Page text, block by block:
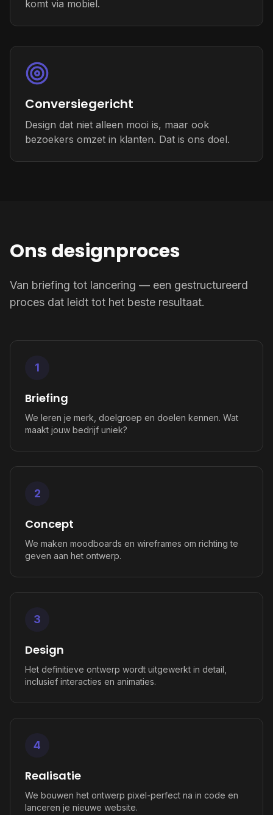
komt via mobiel.
Conversiegericht
Design dat niet alleen mooi is, maar ook
bezoekers omzet in klanten. Dat is ons doel.
Ons designproces
Van briefing tot lancering — een gestructureerd
proces dat leidt tot het beste resultaat.
1
Briefing
We leren je merk, doelgroep en doelen kennen. Wat
maakt jouw bedrijf uniek?
2
Concept
We maken moodboards en wireframes om richting te
geven aan het ontwerp.
3
Design
Het definitieve ontwerp wordt uitgewerkt in detail,
inclusief interacties en animaties.
4
Realisatie
We bouwen het ontwerp pixel-perfect na in code en
lanceren je nieuwe website.